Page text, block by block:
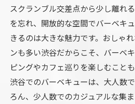
スクランブル交差点から少し離れ
を忘れ、開放的な空間でバーベキ
きるのは大きな魅力です。おしゃ
ンも多い渋谷だからこそ、バーベ
ピングやカフェ巡りを楽しむことも
渋谷でのバーベキューは、大人数
ろん、少人数でのカジュアルな集